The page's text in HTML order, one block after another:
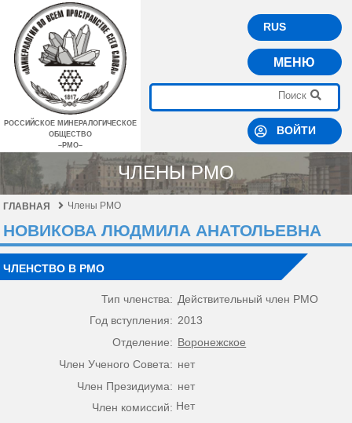
РОССИЙСКОЕ МИНЕРАЛОГИЧЕСКОЕ
ОБЩЕСТВО
–РМО–
RUS
МЕНЮ
ВОЙТИ
ЧЛЕНЫ РМО
ГЛАВНАЯ Члены РМО
НОВИКОВА ЛЮДМИЛА АНАТОЛЬЕВНА
ЧЛЕНСТВО В РМО
Тип членства: Действительный член РМО
Год вступления: 2013
Отделение: Воронежское
Член Ученого Совета: нет
Член Президиума: нет
Член комиссий: Нет